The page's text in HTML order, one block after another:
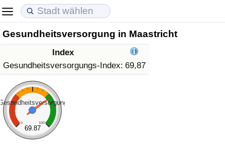
Gesundheitsversorgung in Maastricht
Index
Gesundheitsversorgungs-Index: 69,87
0 100
69.87
Lebenshaltungskosten
Lebenshaltungskosten-Index (aktuell)
Lebenshaltungskosten-Index
Lebenshaltungskosten-Index nach Land
in Akaba
Immobilienpreise
Immobilienpreis-Index (aktuell)
Immobilienpreis-Index
Immobilienpreis-Index nach Land
Lebensqualität
Lebensqualität-Index
Lebensqualität-Index (aktuell)
Lebensqualitätsindex nach Land
Kriminalität